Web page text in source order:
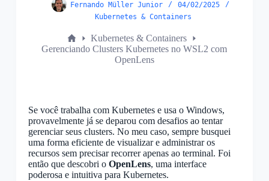
Fernando Müller Junior
04/02/2025
Kubernetes & Containers
Inicio
/
Kubernetes & Containers
Gerenciando Clusters Kubernetes no WSL2 com
OpenLens
Se você trabalha com Kubernetes e usa o Windows,
provavelmente já se deparou com desafios ao tentar
gerenciar seus clusters. No meu caso, sempre busquei
uma forma eficiente de visualizar e administrar os
recursos sem precisar recorrer apenas ao terminal. Foi
então que descobri o OpenLens, uma interface
poderosa e intuitiva para Kubernetes.